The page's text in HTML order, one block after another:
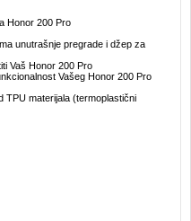
Honor 200 Pro
unutrašnje pregrade i džep za
Vaš Honor 200 Pro
Vašeg Honor 200 Pro
TPU materijala (termoplastični